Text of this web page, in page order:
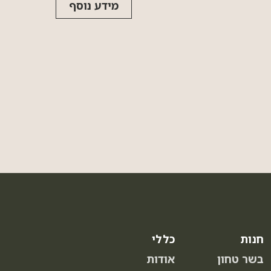
מידע נוסף
חנות
בשר טחון
כללי
אודות